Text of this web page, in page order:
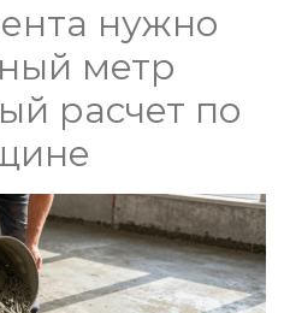
нужно
метр
расчет по